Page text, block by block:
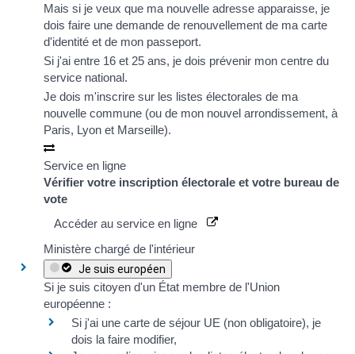
Mais si je veux que ma nouvelle adresse apparaisse, je
dois faire une demande de renouvellement de ma carte
d'identité et de mon passeport.
Si j'ai entre 16 et 25 ans, je dois prévenir mon centre du
service national.
Je dois m'inscrire sur les listes électorales de ma
nouvelle commune (ou de mon nouvel arrondissement, à
Paris, Lyon et Marseille).
Service en ligne
Vérifier votre inscription électorale et votre bureau de
vote
Accéder au service en ligne
Ministère chargé de l'intérieur
Je suis européen
Si je suis citoyen d'un État membre de l'Union
européenne :
Si j'ai une carte de séjour UE (non obligatoire), je
dois la faire modifier,